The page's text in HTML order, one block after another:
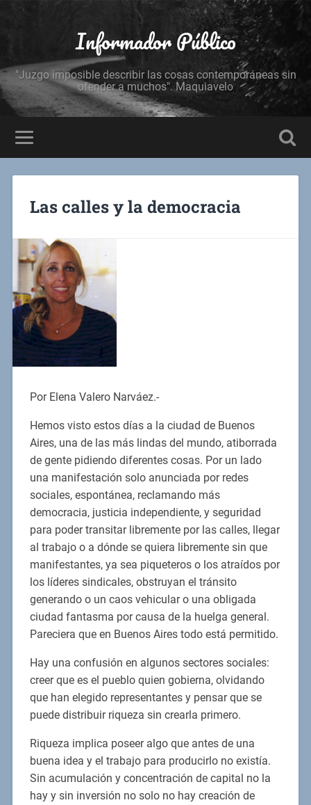
Informador Público
"Juzgo imposible describir las cosas contemporáneas sin
ofender a muchos". Maquiavelo
Las calles y la democracia
Por Elena Valero Narváez.-
Hemos visto estos días a la ciudad de Buenos
Aires, una de las más lindas del mundo, atiborrada
de gente pidiendo diferentes cosas. Por un lado
una manifestación solo anunciada por redes
sociales, espontánea, reclamando más
democracia, justicia independiente, y seguridad
para poder transitar libremente por las calles, llegar
al trabajo o a dónde se quiera libremente sin que
manifestantes, ya sea piqueteros o los atraídos por
los líderes sindicales, obstruyan el tránsito
generando o un caos vehicular o una obligada
ciudad fantasma por causa de la huelga general.
Pareciera que en Buenos Aires todo está permitido.
Hay una confusión en algunos sectores sociales:
creer que es el pueblo quien gobierna, olvidando
que han elegido representantes y pensar que se
puede distribuir riqueza sin crearla primero.
Riqueza implica poseer algo que antes de una
buena idea y el trabajo para producirlo no existía.
Sin acumulación y concentración de capital no la
hay y sin inversión no solo no hay creación de